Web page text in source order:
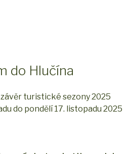
do Hlučína
turistické sezony 2025
do pondělí 17. listopadu 2025